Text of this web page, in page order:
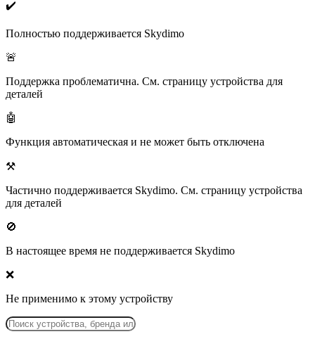
✔️
Полностью поддерживается Skydimo
🚨
Поддержка проблематична. См. страницу устройства для
деталей
🤖
Функция автоматическая и не может быть отключена
⚒️
Частично поддерживается Skydimo. См. страницу устройства
для деталей
🚫
В настоящее время не поддерживается Skydimo
❌
Не применимо к этому устройству